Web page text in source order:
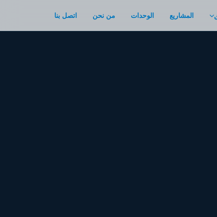
المشاريع الوحدات من نحن اتصل بنا